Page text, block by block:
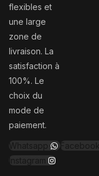
flexibles et
une large
zone de
livraison. La
satisfaction à
100%. Le
choix du
mode de
paiement.
Whatsapp
Facebook
Instagram